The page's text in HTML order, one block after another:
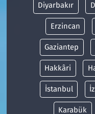
Diyarbakır
Erzincan
Gaziantep
Hakkâri
İstanbul
Karabük